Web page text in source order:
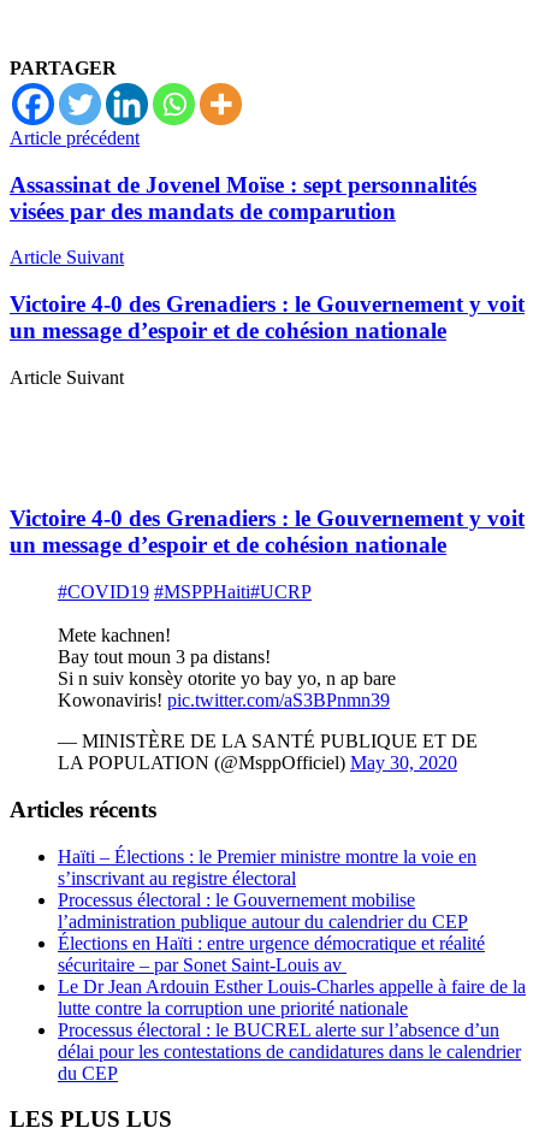
PARTAGER
Article précédent
Assassinat de Jovenel Moïse : sept personnalités
visées par des mandats de comparution
Article Suivant
Victoire 4-0 des Grenadiers : le Gouvernement y voit
un message d’espoir et de cohésion nationale
Article Suivant
Victoire 4-0 des Grenadiers : le Gouvernement y voit
un message d’espoir et de cohésion nationale
#COVID19 #MSPPHaiti#UCRP
Mete kachnen!
Bay tout moun 3 pa distans!
Si n suiv konsèy otorite yo bay yo, n ap bare
Kowonaviris! pic.twitter.com/aS3BPnmn39
— MINISTÈRE DE LA SANTÉ PUBLIQUE ET DE
LA POPULATION (@MsppOfficiel) May 30, 2020
Articles récents
Haïti – Élections : le Premier ministre montre la voie en
s’inscrivant au registre électoral
Processus électoral : le Gouvernement mobilise
l’administration publique autour du calendrier du CEP
Élections en Haïti : entre urgence démocratique et réalité
sécuritaire – par Sonet Saint-Louis av
Le Dr Jean Ardouin Esther Louis-Charles appelle à faire de la
lutte contre la corruption une priorité nationale
Processus électoral : le BUCREL alerte sur l’absence d’un
délai pour les contestations de candidatures dans le calendrier
du CEP
LES PLUS LUS